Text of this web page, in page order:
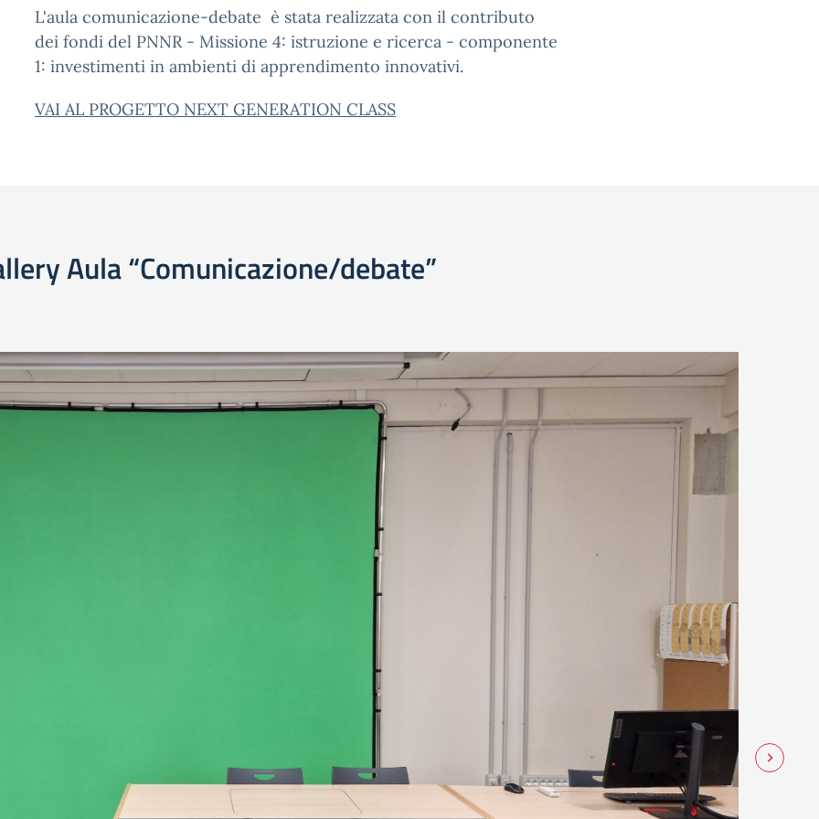
L'aula comunicazione-debate è stata realizzata con il contributo
dei fondi del PNNR - Missione 4: istruzione e ricerca - componente
1: investimenti in ambienti di apprendimento innovativi.
VAI AL PROGETTO NEXT GENERATION CLASS
Aula “Comunicazione/debate”